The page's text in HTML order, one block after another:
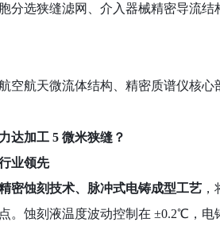
分选狭缝滤网、介入器械精密导流结
空航天微流体结构、精密质谱仪核心
达加工 5 微米狭缝？
业领先
密蚀刻技术、脉冲式电铸成型工艺 ，
。蚀刻液温度波动控制在 ±0.2℃，